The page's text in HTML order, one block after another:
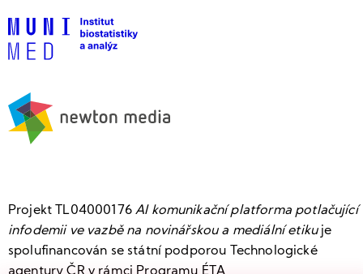
Projekt TL04000176AI komunikační platforma potlačující
infodemii ve vazbě na novinářskou a mediální etikuje
spolufinancován se státní podporou Technologické